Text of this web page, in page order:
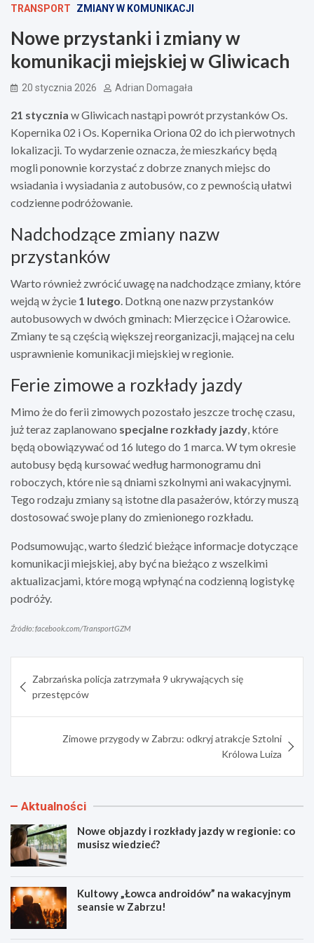
TRANSPORT ZMIANY W KOMUNIKACJI
Nowe przystanki i zmiany w
komunikacji miejskiej w Gliwicach
20 stycznia 2026 Adrian Domagała
21 stycznia w Gliwicach nastąpi powrót przystanków Os.
Kopernika 02 i Os. Kopernika Oriona 02 do ich pierwotnych
lokalizacji. To wydarzenie oznacza, że mieszkańcy będą
mogli ponownie korzystać z dobrze znanych miejsc do
wsiadania i wysiadania z autobusów, co z pewnością ułatwi
codzienne podróżowanie.
Nadchodzące zmiany nazw
przystanków
Warto również zwrócić uwagę na nadchodzące zmiany, które
wejdą w życie 1 lutego. Dotkną one nazw przystanków
autobusowych w dwóch gminach: Mierzęcice i Ożarowice.
Zmiany te są częścią większej reorganizacji, mającej na celu
usprawnienie komunikacji miejskiej w regionie.
Ferie zimowe a rozkłady jazdy
Mimo że do ferii zimowych pozostało jeszcze trochę czasu,
już teraz zaplanowano specjalne rozkłady jazdy, które
będą obowiązywać od 16 lutego do 1 marca. W tym okresie
autobusy będą kursować według harmonogramu dni
roboczych, które nie są dniami szkolnymi ani wakacyjnymi.
Tego rodzaju zmiany są istotne dla pasażerów, którzy muszą
dostosować swoje plany do zmienionego rozkładu.
Podsumowując, warto śledzić bieżące informacje dotyczące
komunikacji miejskiej, aby być na bieżąco z wszelkimi
aktualizacjami, które mogą wpłynąć na codzienną logistykę
podróży.
Źródło: facebook.com/TransportGZM
wpisu
Zabrzańska policja zatrzymała 9 ukrywających się
przestępców
Zimowe przygody w Zabrzu: odkryj atrakcje Sztolni
Królowa Luiza
Aktualności
Nowe objazdy i rozkłady jazdy w regionie: co
musisz wiedzieć?
Kultowy „Łowca androidów” na wakacyjnym
seansie w Zabrzu!